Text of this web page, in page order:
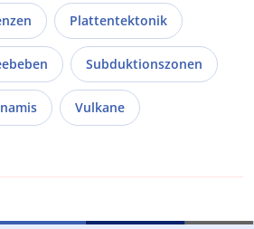
Plattentektonik
Subduktionszonen
Vulkane